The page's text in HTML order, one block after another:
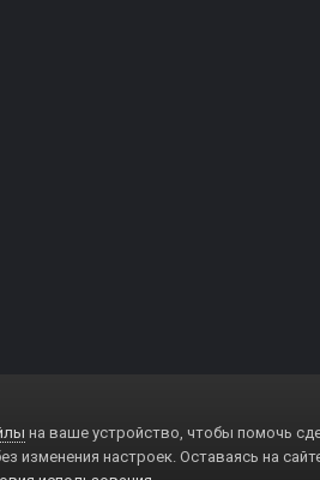
на ваше устройство, чтобы помочь
изменения настроек. Оставаясь на